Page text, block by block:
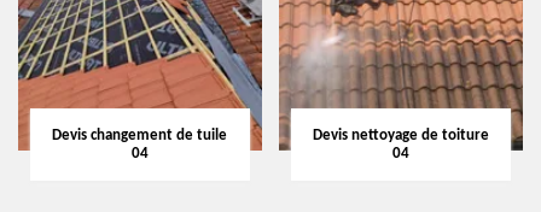
Devis changement de tuile
04
Devis nettoyage de toiture
04